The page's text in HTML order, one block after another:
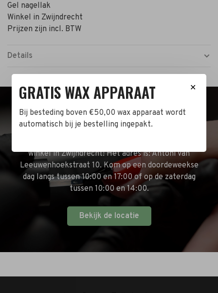
Gel nagellak
Winkel in Zwijndrecht
Prijzen zijn incl. BTW
Details
BEZOEK DE WINKEL!
winkel in Zwijndrecht! Het adres is: Antoni van
Leeuwenhoekstraat 10. Kom op een doordeweekse
dag langs tussen 10:00 en 17:00 of op de zaterdag
tussen 10:00 en 14:00.
Bekijk de locatie
✕
GRATIS WAX APPARAAT
Bij besteding boven €50,00 wax apparaat wordt
automatisch bij je bestelling ingepakt.